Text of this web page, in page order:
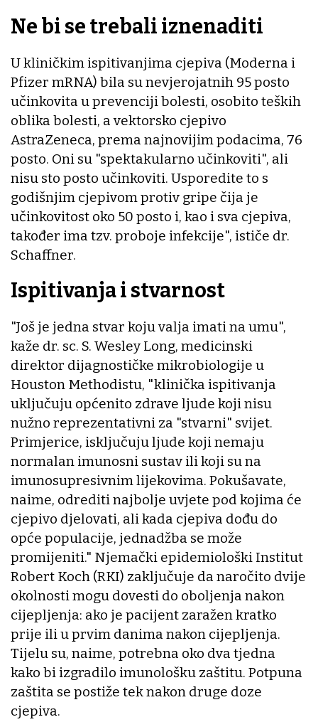
Ne bi se trebali iznenaditi
U kliničkim ispitivanjima cjepiva (Moderna i
Pfizer mRNA) bila su nevjerojatnih 95 posto
učinkovita u prevenciji bolesti, osobito teških
oblika bolesti, a vektorsko cjepivo
AstraZeneca, prema najnovijim podacima, 76
posto. Oni su "spektakularno učinkoviti", ali
nisu sto posto učinkoviti. Usporedite to s
godišnjim cjepivom protiv gripe čija je
učinkovitost oko 50 posto i, kao i sva cjepiva,
također ima tzv. proboje infekcije", ističe dr.
Schaffner.
Ispitivanja i stvarnost
"Još je jedna stvar koju valja imati na umu",
kaže dr. sc. S. Wesley Long, medicinski
direktor dijagnostičke mikrobiologije u
Houston Methodistu, "klinička ispitivanja
uključuju općenito zdrave ljude koji nisu
nužno reprezentativni za "stvarni" svijet.
Primjerice, isključuju ljude koji nemaju
normalan imunosni sustav ili koji su na
imunosupresivnim lijekovima. Pokušavate,
naime, odrediti najbolje uvjete pod kojima će
cjepivo djelovati, ali kada cjepiva dođu do
opće populacije, jednadžba se može
promijeniti." Njemački epidemiološki Institut
Robert Koch (RKI) zaključuje da naročito dvije
okolnosti mogu dovesti do oboljenja nakon
cijepljenja: ako je pacijent zaražen kratko
prije ili u prvim danima nakon cijepljenja.
Tijelu su, naime, potrebna oko dva tjedna
kako bi izgradilo imunološku zaštitu. Potpuna
zaštita se postiže tek nakon druge doze
cjepiva.